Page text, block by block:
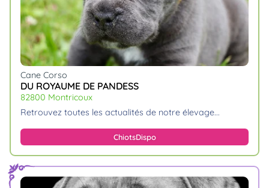
Cane Corso
DU ROYAUME DE PANDESS
82800 Montricoux
retrouvez toutes les actualités de notre élevage.
ChiotsDispo